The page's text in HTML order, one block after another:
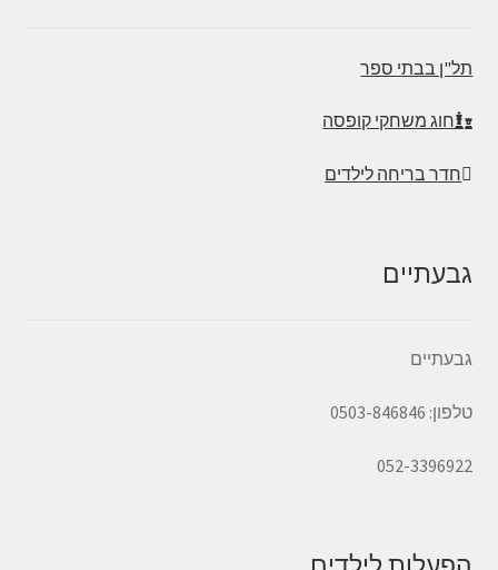
תל"ן בבתי ספר
חוג משחקי קופסה
חדר בריחה לילדים
גבעתיים
גבעתיים
טלפון: 0503-846846
052-3396922